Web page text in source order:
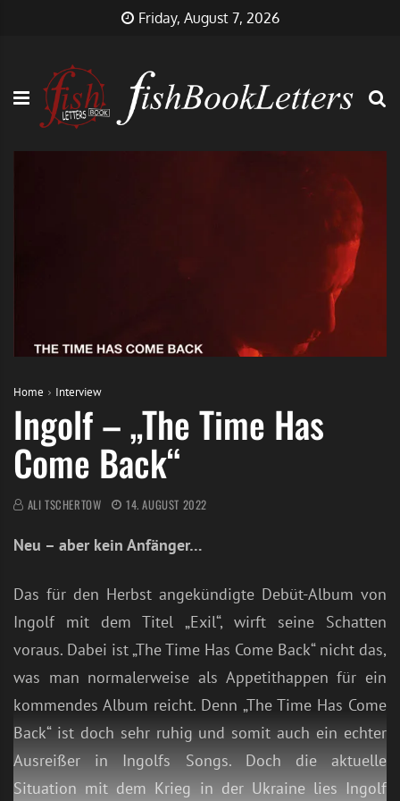
Friday, August 7, 2026
Home Interview
Ingolf – „The Time Has
Come Back“
ALI TSCHERTOW 14. AUGUST 2022
Neu – aber kein Anfänger…
Das für den Herbst angekündigte Debüt-Album von
Ingolf mit dem Titel „Exil“, wirft seine Schatten
voraus. Dabei ist „The Time Has Come Back“ nicht das,
was man normalerweise als Appetithappen für ein
kommendes Album reicht. Denn „The Time Has Come
Back“ ist doch sehr ruhig und somit auch ein echter
Ausreißer in Ingolfs Songs. Doch die aktuelle
Situation mit dem Krieg in der Ukraine lies Ingolf